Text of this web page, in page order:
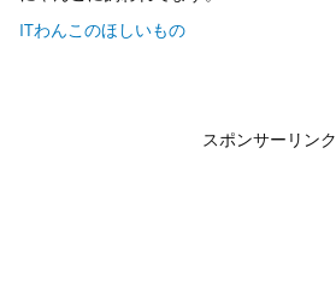
ITわんこのほしいもの
スポンサーリンク